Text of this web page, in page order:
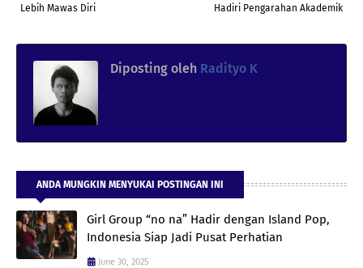
Hadiri Pengarahan Akademik
Lebih Mawas Diri
Diposting oleh Radityo K
ANDA MUNGKIN MENYUKAI POSTINGAN INI
Girl Group “no na” Hadir dengan Island Pop,
Indonesia Siap Jadi Pusat Perhatian
June 30, 2025